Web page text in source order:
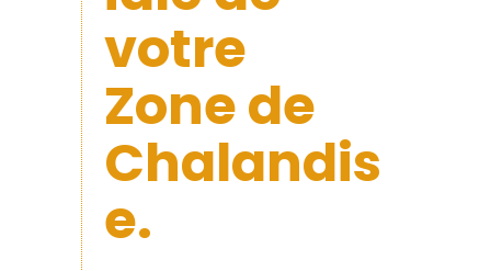
votre
Zone de
Chalandis
e.